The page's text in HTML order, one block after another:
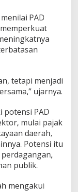
PAD
tetapi menjadi
ujarnya.
potensi PAD
mulai pajak
daerah,
Potensi itu
publik.
mengakui